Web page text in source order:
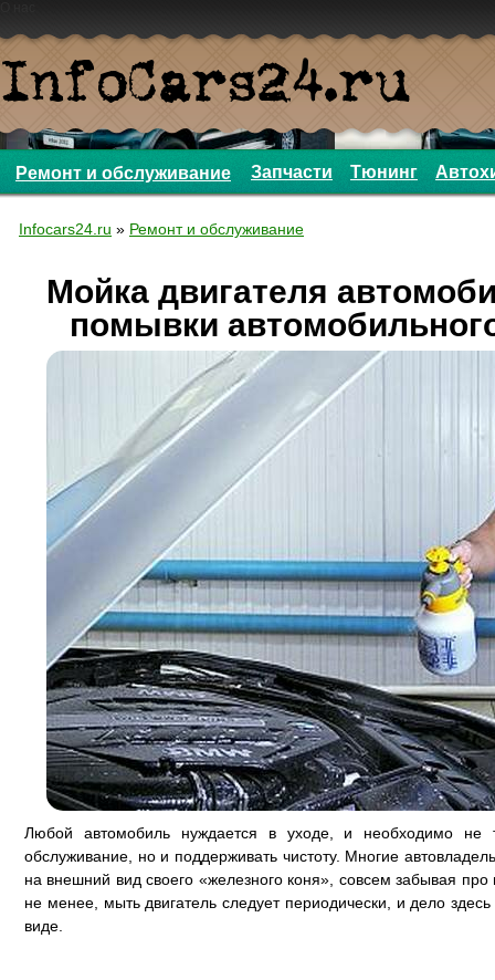
Ремонт и обслуживание Запчасти Тюнинг
Infocars24.ru » Ремонт и обслуживание
Мойка двигателя
помывки
Любой автомобиль нуждается в уходе, и необходимо не
обслуживание, но и поддерживать чистоту. Многие
на внешний вид своего «железного коня», совсем забывая про
не менее, мыть двигатель следует периодически, и дело
виде.